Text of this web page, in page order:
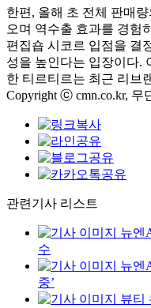
한편, 올해 초 전체 판매
오며 역수출 효과를 경험
편집숍 시코르 입점을 결
성을 높인다는 입장이다.
한 티르티르는 최근 리브
Copyright ⓒ cmn.co.kr, 무
관련기사 리스트
뉴엔
수
뉴엔
중’
뷰티